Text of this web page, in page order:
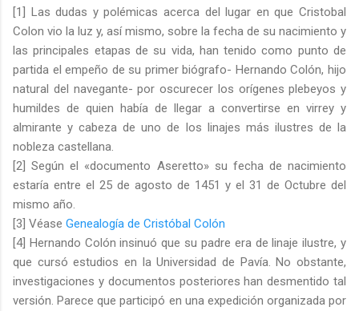
[1] Las dudas y polémicas acerca del lugar en que Cristobal
Colon vio la luz y, así mismo, sobre la fecha de su nacimiento y
las principales etapas de su vida, han tenido como punto de
partida el empeño de su primer biógrafo- Hernando Colón, hijo
natural del navegante- por oscurecer los orígenes plebeyos y
humildes de quien había de llegar a convertirse en virrey y
almirante y cabeza de uno de los linajes más ilustres de la
nobleza castellana.
[2] Según el «documento Aseretto» su fecha de nacimiento
estaría entre el 25 de agosto de 1451 y el 31 de Octubre del
mismo año.
[3] Véase Genealogía de Cristóbal Colón
[4] Hernando Colón insinuó que su padre era de linaje ilustre, y
que cursó estudios en la Universidad de Pavía. No obstante,
investigaciones y documentos posteriores han desmentido tal
versión. Parece que participó en una expedición organizada por